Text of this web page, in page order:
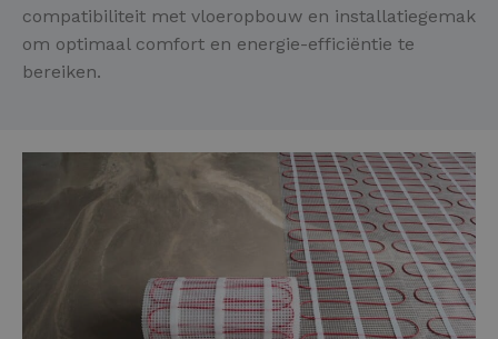
compatibiliteit met vloeropbouw en installatiegemak
om optimaal comfort en energie-efficiëntie te
bereiken.